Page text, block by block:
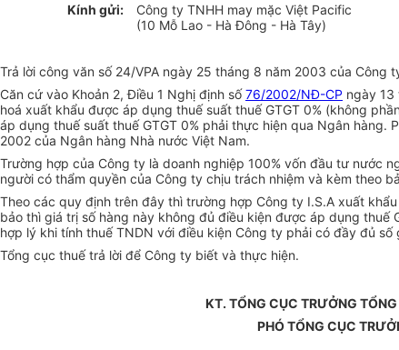
Kính gửi:
Công ty TNHH may mặc Việt Pacific
(10 Mỗ Lao - Hà Đông - Hà Tây)
Trả lời công văn số 24/VPA ngày 25 tháng 8 năm 2003 của Công
Căn cứ vào Khoản 2, Điều 1 Nghị định số76/2002/NĐ-CP ngày 13
hoá xuất khẩu được áp dụng thuế suất thuế GTGT 0% (không
áp dụng thuế suất thuế GTGT 0% phải thực hiện qua Ngân
2002 của Ngân hàng Nhà nước Việt Nam.
Trường hợp của Công ty là doanh nghiệp 100% vốn đầu tư nước
người có thẩm quyền của Công ty chịu trách nhiệm và kèm theo
Theo các quy định trên đây thì trường hợp Công ty I.S.A xuất
bảo thì giá trị số hàng này không đủ điều kiện được áp dụng thuế
hợp lý khi tính thuế TNDN với điều kiện Công ty phải có đầy đủ
Tổng cục thuế trả lời để Công ty biết và thực hiện.
KT. TỔNG CỤC TRƯỞNG
PHÓ TỔNG CỤC